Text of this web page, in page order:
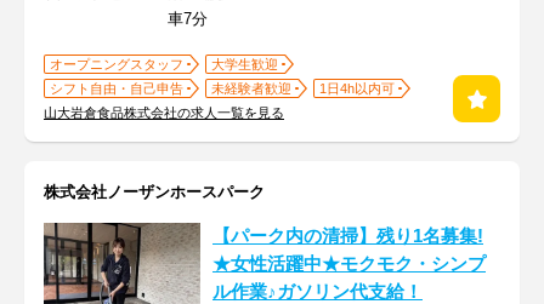
車7分
オープニングスタッフ
大学生歓迎
シフト自由・自己申告
未経験者歓迎
1日4h以内可
山大岩倉食品株式会社の求人一覧を見る
株式会社ノーザンホースパーク
【パーク内の清掃】残り1名募集!
★女性活躍中★モクモク・シンプ
ル作業♪ガソリン代支給！